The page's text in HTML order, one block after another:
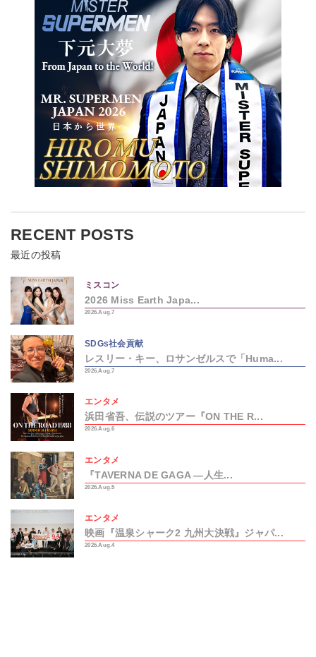
RECENT POSTS
最近の投稿
ミスコン
2026 Miss Earth Japa...
2026.Aug.7
SDGs社会貢献
レスリー・キー、ロサンゼルスで「Huma...
2026.Aug.7
エンタメ
浜田省吾、伝説のツアー『ON THE R...
2026.Aug.6
エンタメ
『TAVERNA DE GAGA ―人生...
2026.Aug.5
エンタメ
映画『温泉シャーク2 九州大決戦』ジャパ...
2026.Aug.4